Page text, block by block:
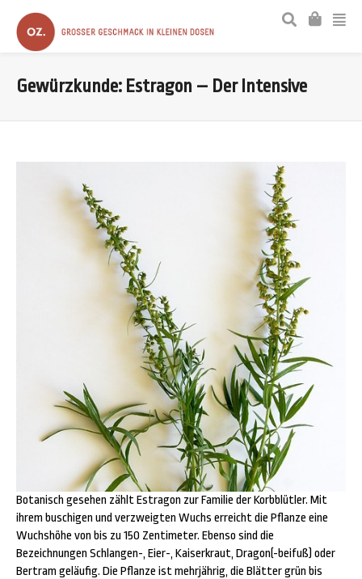
Gewürzkunde: Estragon – Der Intensive
Botanisch gesehen zählt Estragon zur Familie der Korbblütler. Mit
ihrem buschigen und verzweigten Wuchs erreicht die Pflanze eine
Wuchshöhe von bis zu 150 Zentimeter. Ebenso sind die
Bezeichnungen Schlangen-, Eier-, Kaiserkraut, Dragon(-beifuß) oder
Bertram geläufig. Die Pflanze ist mehrjährig, die Blätter grün bis